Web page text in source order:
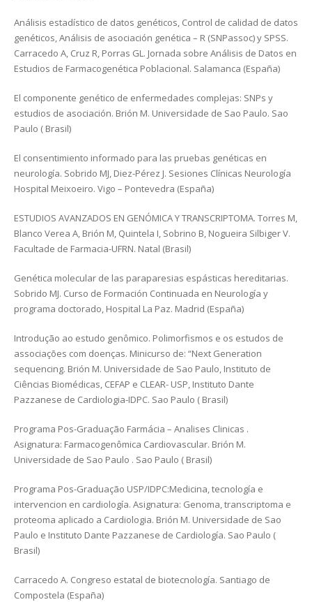
Análisis estadístico de datos genéticos, Control de calidad de datos
genéticos, Análisis de asociación genética – R (SNPassoc) y SPSS.
Carracedo A, Cruz R, Porras GL. Jornada sobre Análisis de Datos en
Estudios de Farmacogenética Poblacional. Salamanca (España)
El componente genético de enfermedades complejas: SNPs y
estudios de asociación. Brión M. Universidade de Sao Paulo. Sao
Paulo ( Brasil)
El consentimiento informado para las pruebas genéticas en
neurología. Sobrido MJ, Diez-Pérez J. Sesiones Clínicas Neurología
Hospital Meixoeiro. Vigo – Pontevedra (España)
ESTUDIOS AVANZADOS EN GENÓMICA Y TRANSCRIPTOMA. Torres M,
Blanco Verea A, Brión M, Quintela I, Sobrino B, Nogueira Silbiger V.
Facultade de Farmacia-UFRN. Natal (Brasil)
Genética molecular de las paraparesias espásticas hereditarias.
Sobrido MJ. Curso de Formación Continuada en Neurología y
programa doctorado, Hospital La Paz. Madrid (España)
Introdução ao estudo genômico. Polimorfismos e os estudos de
associações com doenças. Minicurso de: “Next Generation
sequencing. Brión M. Universidade de Sao Paulo, Instituto de
Ciências Biomédicas, CEFAP e CLEAR- USP, Instituto Dante
Pazzanese de Cardiologia-IDPC. Sao Paulo ( Brasil)
Programa Pos-Graduação Farmácia – Analises Clinicas .
Asignatura: Farmacogenômica Cardiovascular. Brión M.
Universidade de Sao Paulo . Sao Paulo ( Brasil)
Programa Pos-Graduação USP/IDPC:Medicina, tecnología e
intervencion en cardiología. Asignatura: Genoma, transcriptoma e
proteoma aplicado a Cardiologia. Brión M. Universidade de Sao
Paulo e Instituto Dante Pazzanese de Cardiología. Sao Paulo (
Brasil)
Carracedo A. Congreso estatal de biotecnología. Santiago de
Compostela (España)